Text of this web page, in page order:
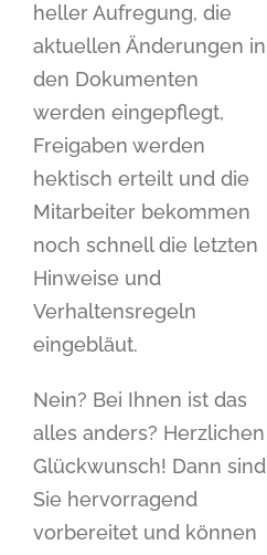
heller Aufregung, die
aktuellen Änderungen in
den Dokumenten
werden eingepflegt,
Freigaben werden
hektisch erteilt und die
Mitarbeiter bekommen
noch schnell die letzten
Hinweise und
Verhaltensregeln
eingebläut.
Nein? Bei Ihnen ist das
alles anders? Herzlichen
Glückwunsch! Dann sind
Sie hervorragend
vorbereitet und können